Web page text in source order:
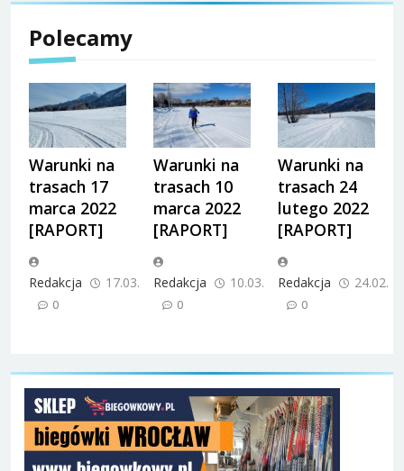
Polecamy
Warunki na
trasach 17
marca 2022
[RAPORT]
Redakcja 17.03.2022
0
Warunki na
trasach 10
marca 2022
[RAPORT]
Redakcja 10.03.2022
0
Warunki na
trasach 24
lutego 2022
[RAPORT]
Redakcja
0